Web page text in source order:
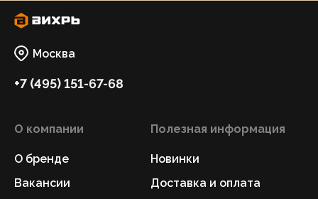
Москва
+7 (495) 151-67-68
О компании
О бренде
Вакансии
Полезная информация
Новинки
Доставка и оплата